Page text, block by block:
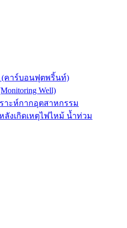
(คาร์บอนฟุตพริ้นท์)
Well)
าะห์กากอุตสาหกรรม
งเกิดเหตุไฟไหม้ น้ำท่วม